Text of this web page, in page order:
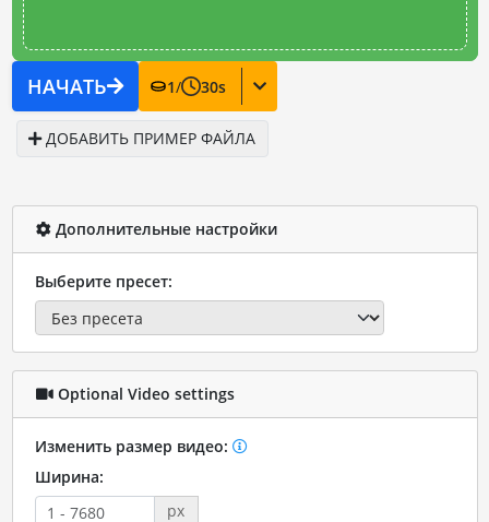
НАЧАТЬ 1/ 30s
ДОБАВИТЬ ПРИМЕР ФАЙЛА
Дополнительные настройки
Выберите пресет:
Optional Video settings
Изменить размер видео:
Ширина:
px